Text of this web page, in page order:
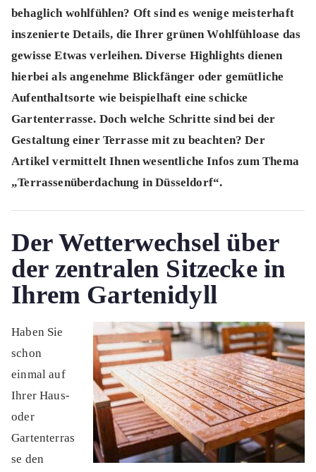
behaglich wohlfühlen? Oft sind es wenige meisterhaft
inszenierte Details, die Ihrer grünen Wohlfühloase das
gewisse Etwas verleihen. Diverse Highlights dienen
hierbei als angenehme Blickfänger oder gemütliche
Aufenthaltsorte wie beispielhaft eine schicke
Gartenterrasse. Doch welche Schritte sind bei der
Gestaltung einer Terrasse mit zu beachten? Der
Artikel vermittelt Ihnen wesentliche Infos zum Thema
„Terrassenüberdachung in Düsseldorf“.
Der Wetterwechsel über
der zentralen Sitzecke in
Ihrem Gartenidyll
Haben Sie
schon
einmal auf
Ihrer Haus-
oder
Gartenterras
se den